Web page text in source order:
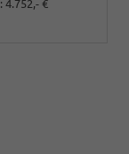
: 4.752,- €